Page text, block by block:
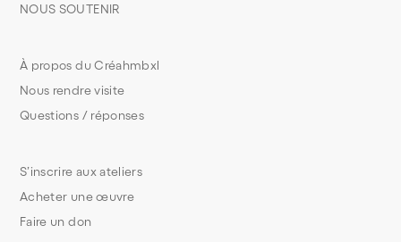
S’inscrire aux ateliers
Acheter une œuvre
Faire un don
À propos du Créahmbxl
Nous rendre visite
Questions / réponses
NOUS SOUTENIR